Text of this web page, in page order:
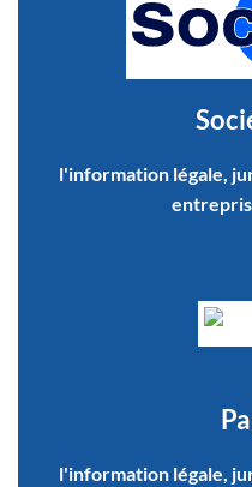
l'information légale,
l'information légale,